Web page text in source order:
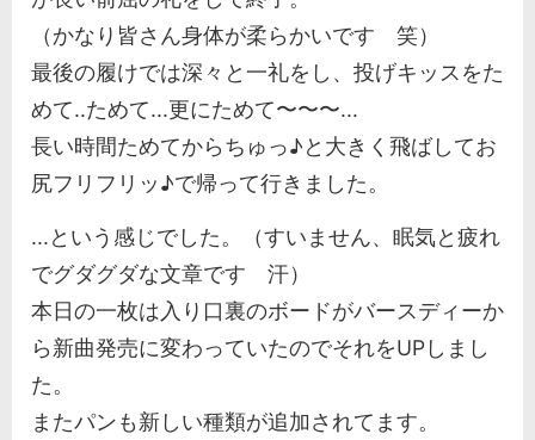
（かなり皆さん身体が柔らかいです 笑）
最後の履けでは深々と一礼をし、投げキッスをた
めて..ためて...更にためて〜〜〜...
長い時間ためてからちゅっ♪と大きく飛ばしてお
尻フリフリッ♪で帰って行きました。
...という感じでした。（すいません、眠気と疲れ
でグダグダな文章です 汗）
本日の一枚は入り口裏のボードがバースディーか
ら新曲発売に変わっていたのでそれをUPしまし
た。
またパンも新しい種類が追加されてます。